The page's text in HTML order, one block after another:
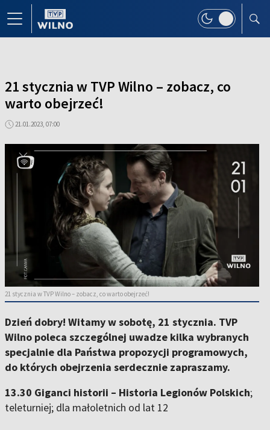
21 stycznia w TVP Wilno – zobacz, co
warto obejrzeć!
21.01.2023, 07:00
21 stycznia w TVP Wilno – zobacz, co warto obejrzeć!
Dzień dobry! Witamy w sobotę, 21 stycznia. TVP
Wilno poleca szczególnej uwadze kilka wybranych
specjalnie dla Państwa propozycji programowych,
do których obejrzenia serdecznie zapraszamy.
13.30 Giganci historii – Historia Legionów Polskich;
teleturniej; dla małoletnich od lat 12